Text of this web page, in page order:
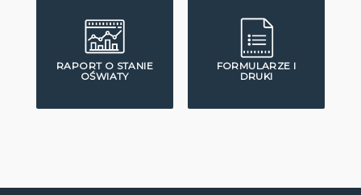
RAPORT O STANIE
OŚWIATY
FORMULARZE I
DRUKI